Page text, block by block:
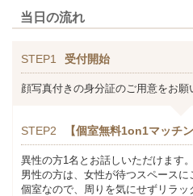
当日の流れ
STEP1 受付開始
顔写真付きの身分証のご用意をお願
STEP2 【個室無料1on1マッチ
異性の方1名とお話しいただけます。
男性の方は、女性が待つスペースに
個室なので、周りを気にせずリラッ